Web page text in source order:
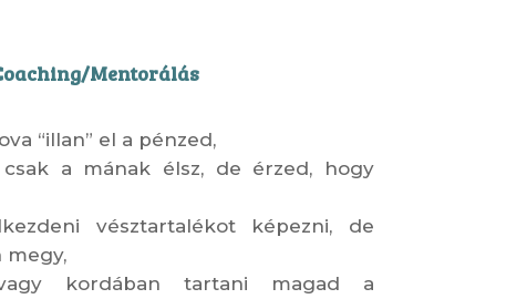
Mentorálás
“illan” el a pénzed,
a mának élsz, de érzed, hogy
vésztartalékot képezni, de
megy,
kordában tartani magad a